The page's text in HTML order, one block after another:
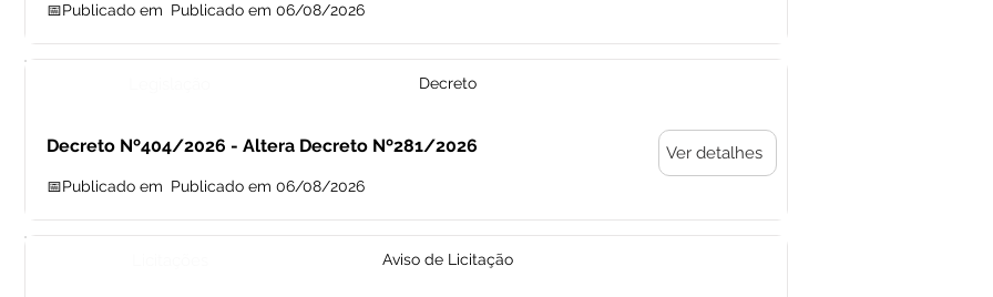
📅Publicado em Publicado em 06/08/2026
Decreto
Decreto Nº404/2026 - Altera Decreto Nº281/2026
📅Publicado em Publicado em 06/08/2026
Ver detalhes
Aviso de Licitação